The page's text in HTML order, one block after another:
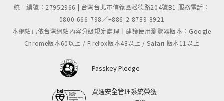
統一編號：27952966 | 台灣台北市信義區松德路204號B1 服務電話：
0800-666-798／+886-2-8789-8921
本網站已依台灣網站內容分級規定處理｜建議使用瀏覽器版本：Google
Chrome版本60以上 / Firefox版本48以上 / Safari 版本11以上
Passkey Pledge
資通安全管理系統榮獲